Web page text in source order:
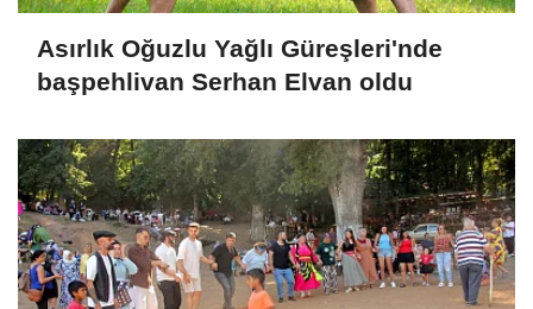
Asırlık Oğuzlu Yağlı Güreşleri'nde
başpehlivan Serhan Elvan oldu